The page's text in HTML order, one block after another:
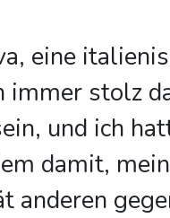
eine
immer stolz
und ich
damit,
anderen